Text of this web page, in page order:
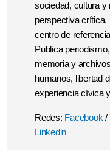
sociedad, cultura
perspectiva crítica,
centro de
Publica
memoria y
humanos, libertad
experiencia cívica
Redes: Facebook /
Linkedin